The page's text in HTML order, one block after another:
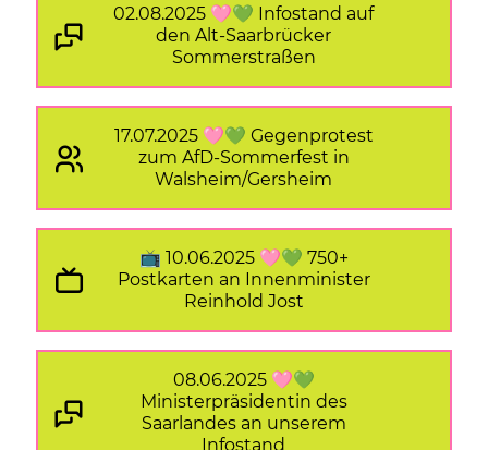
02.08.2025 🩷💚 Infostand auf
den Alt-Saarbrücker
Sommerstraßen
17.07.2025 🩷💚 Gegenprotest
zum AfD-Sommerfest in
Walsheim/Gersheim
📺 10.06.2025 🩷💚 750+
Postkarten an Innenminister
Reinhold Jost
08.06.2025 🩷💚
Ministerpräsidentin des
Saarlandes an unserem
Infostand